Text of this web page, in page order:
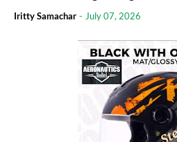
Iritty Samachar - July 07, 2026